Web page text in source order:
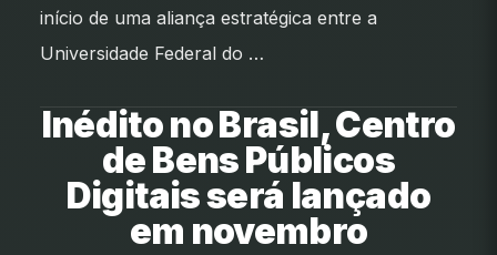
início de uma aliança estratégica entre a
Universidade Federal do …
Inédito no Brasil, Centro
de Bens Públicos
Digitais será lançado
em novembro